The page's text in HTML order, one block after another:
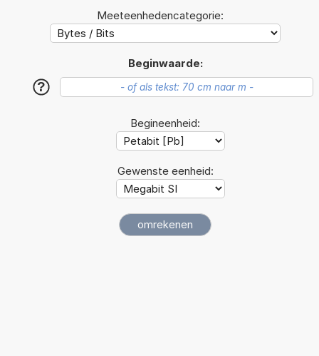
Meeteenhedencategorie:
Beginwaarde:
?
Begineenheid:
Gewenste eenheid: